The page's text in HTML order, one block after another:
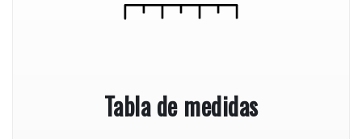
Tabla de medidas